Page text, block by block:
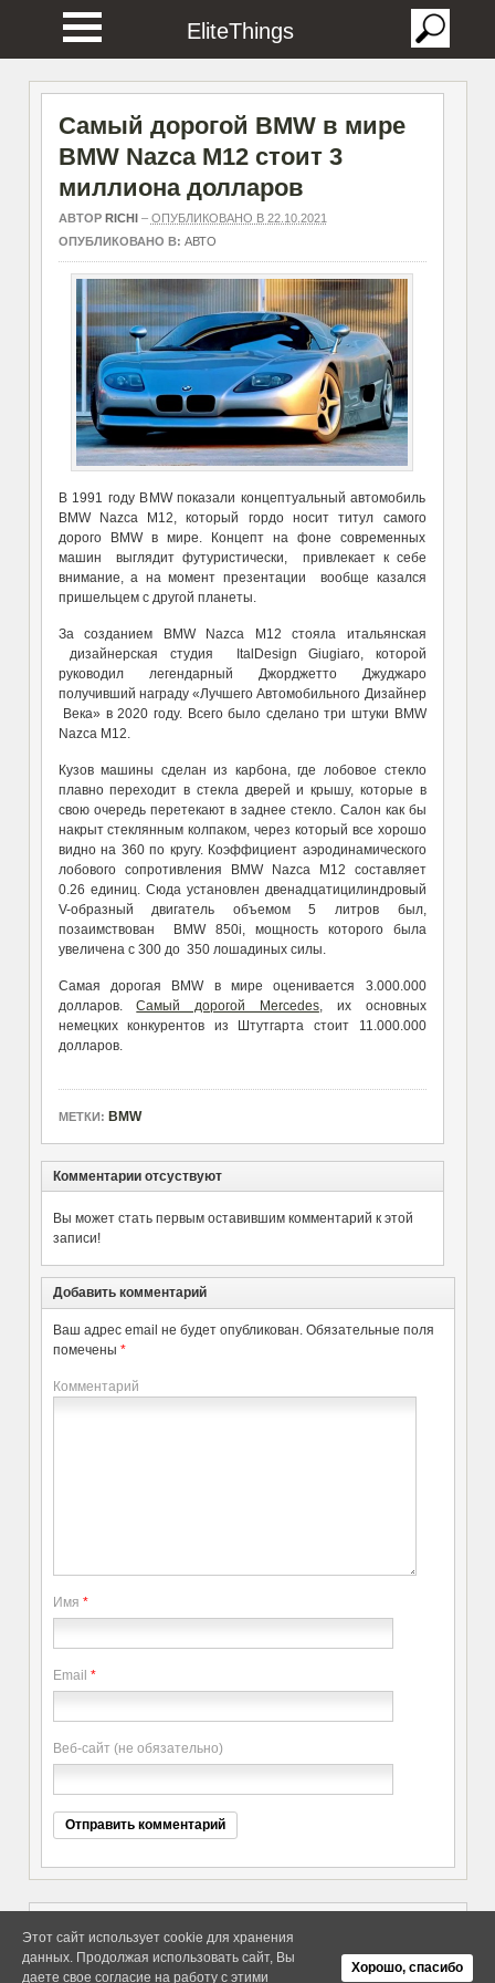
EliteThings
Самый дорогой BMW в мире
BMW Nazca M12 стоит 3
миллиона долларов
АВТОР RICHI– ОПУБЛИКОВАНО В 22.10.2021
ОПУБЛИКОВАНО В: АВТО
В 1991 году BMW показали концептуальный автомобиль
BMW Nazca M12, который гордо носит титул самого
дорого BMW в мире. Концепт на фоне современных
машин выглядит футуристически, привлекает к себе
внимание, а на момент презентации вообще казался
пришельцем с другой планеты.
За созданием BMW Nazca M12 стояла итальянская
дизайнерская студия ItalDesign Giugiaro, которой
руководил легендарный Джорджетто Джуджаро
получивший награду «Лучшего Автомобильного Дизайнер
Века» в 2020 году. Всего было сделано три штуки BMW
Nazca M12.
Кузов машины сделан из карбона, где лобовое стекло
плавно переходит в стекла дверей и крышу, которые в
свою очередь перетекают в заднее стекло. Салон как бы
накрыт стеклянным колпаком, через который все хорошо
видно на 360 по кругу. Коэффициент аэродинамического
лобового сопротивления BMW Nazca M12 составляет
0.26 единиц. Сюда установлен двенадцатицилиндровый
V-образный двигатель объемом 5 литров был,
позаимствован BMW 850i, мощность которого была
увеличена с 300 до 350 лошадиных силы.
Самая дорогая BMW в мире оценивается 3.000.000
долларов.Самый дорогой Mercedes, их основных
немецких конкурентов из Штутгарта стоит 11.000.000
долларов.
МЕТКИ: BMW
Комментарии отсуствуют
Вы может стать первым оставившим комментарий к этой
записи!
Добавить комментарий
Ваш адрес email не будет опубликован. Обязательные поля
помечены *
Комментарий
Имя *
Email *
Веб-сайт (не обязательно)
Об Arras WordPress Theme
Copyright elitethings. All Rights
Reserved.
Этот сайт использует cookie для хранения
данных. Продолжая использовать сайт, Вы
даете свое согласие на работу с этими
Хорошо, спасибо